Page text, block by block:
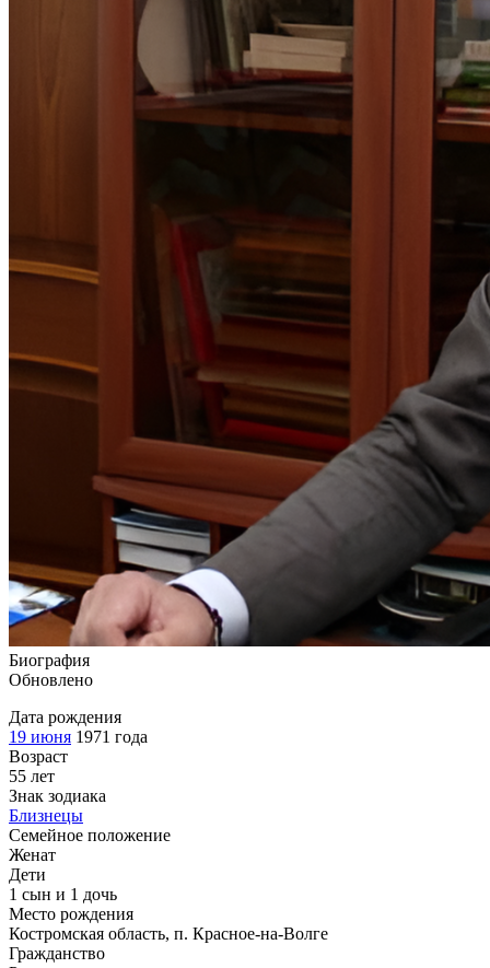
Биография
Обновлено
Дата рождения
19 июня 1971 года
Возраст
55 лет
Знак зодиака
Близнецы
Семейное положение
Женат
Дети
1 сын и 1 дочь
Место рождения
Костромская область, п. Красное-на-Волге
Гражданство